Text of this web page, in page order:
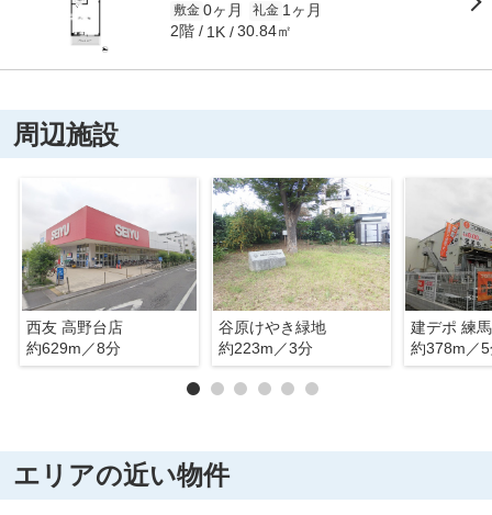
敷金 0ヶ月 礼金 1ヶ月
2階 1K 30.84㎡
周辺施設
西友 高野台店
約629m／8分
谷原けやき緑地
約223m／3分
建デポ 練
約378m／
エリアの近い物件